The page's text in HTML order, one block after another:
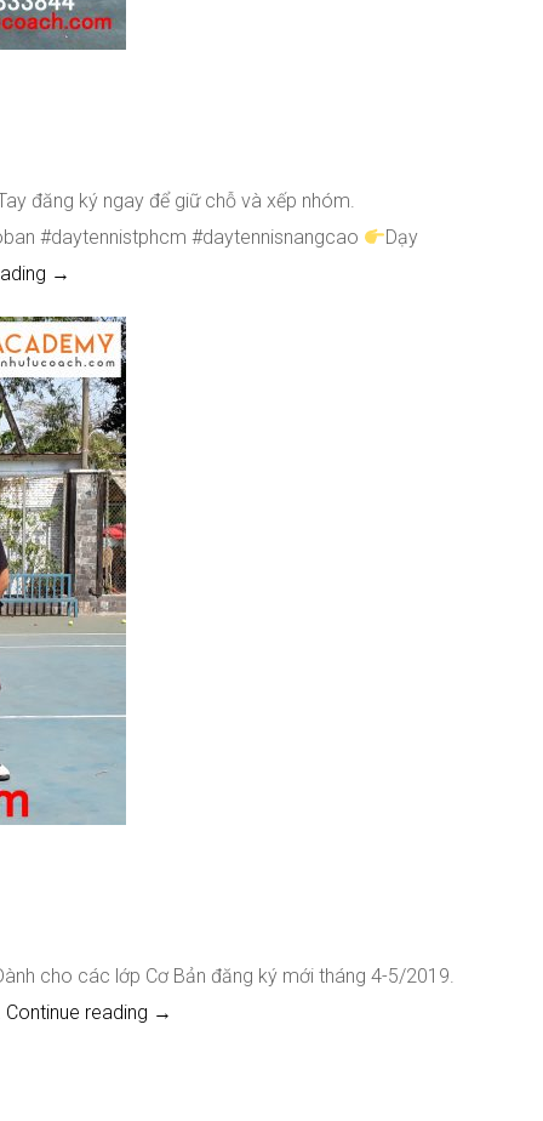
đăng ký ngay để giữ chỗ và xếp nhóm.
#daytennistphcm #daytennisnangcao
Dạy
Khai giảng lớp cơ bản & nâng cao tháng 10/2019.
→
cho các lớp Cơ Bản đăng ký mới tháng 4-5/2019.
Continue reading Siêu Khuyến Mãi BIG SALE 50% Tháng 4-5/
→